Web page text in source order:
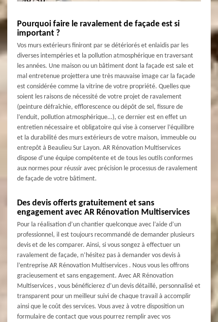
Pourquoi faire le ravalement de façade est si
important ?
Vos murs extérieurs finiront par se détériorés et enlaidis par les
diverses intempéries et la pollution atmosphérique en traversant
les années. Une maison ou un bâtiment dont la façade est sale et
mal entretenue projettera une très mauvaise image car la façade
est considérée comme la vitrine de votre propriété. Quelles que
soient les raisons de nécessité de votre projet de ravalement
(peinture défraîchie, efflorescence ou dépôt de sel, fissure de
l’enduit, pollution atmosphérique…), ce dernier est en effet un
entretien nécessaire et obligatoire qui vise à conserver l’équilibre
et la durabilité des murs extérieurs de votre maison, immeuble ou
entrepôt à Beaulieu Sur Layon. AR Rénovation Multiservices
dispose d’une équipe compétente et de tous les outils conformes
aux normes pour réussir avec précision le processus de ravalement
de façade de votre bâtiment.
Des devis offerts gratuitement et sans
engagement avec AR Rénovation Multiservices
Pour la réalisation d’un chantier quelconque avec l’aide d’un
professionnel, il est toujours recommandé de demander plusieurs
devis et de les comparer. Ainsi, si vous songez à effectuer un
ravalement de façade, n’hésitez pas à demander vos devis à
l’entreprise AR Rénovation Multiservices . Nous vous les offrons
gracieusement et sans engagement. Avec AR Rénovation
Multiservices , vous bénéficierez d’un devis détaillé, personnalisé et
transparent pour un meilleur suivi de chaque travail à accomplir
ainsi que le coût des services. Vous avez à votre disposition un
formulaire de contact que vous pourrez remplir avec vos